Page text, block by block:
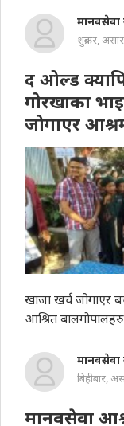
मानवसेवा
शुक्रबार,
द ओल्ड
गोरखाका भाइ
जोगाएर
खाजा खर्च जोगाएर
आश्रित
मानवसेवा
बिहीबार,
मानवसेवा